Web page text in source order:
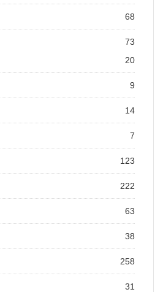
68
73
20
9
14
7
123
222
63
38
258
31